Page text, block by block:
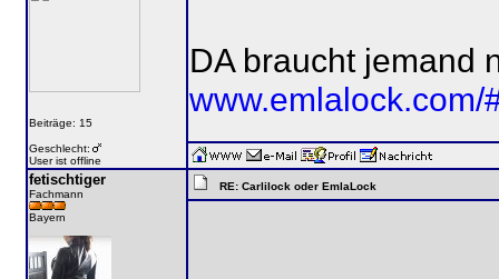
Beiträge: 15
Geschlecht:
User ist offline
DA braucht jemand
www.emlalock.com/
fetischtiger
Fachmann
Bayern
RE: Carlilock oder EmlaLock